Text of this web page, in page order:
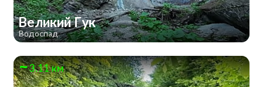
Великий Гук
Водоспад
3.11 км